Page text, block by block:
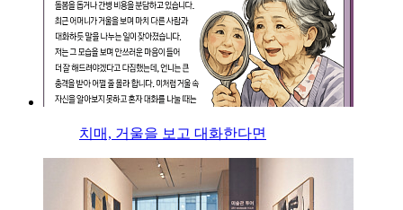
치매, 거울을 보고 대화한다면